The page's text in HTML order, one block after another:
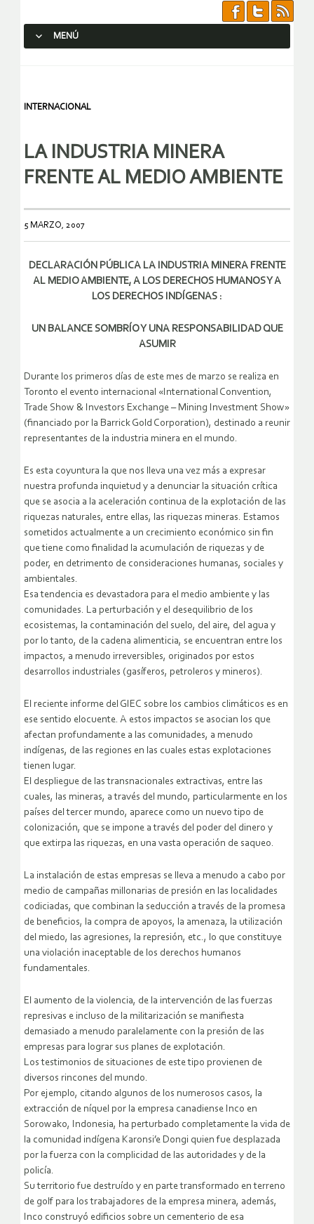
MENÚ
INTERNACIONAL
LA INDUSTRIA MINERA
FRENTE AL MEDIO AMBIENTE
5 MARZO, 2007
DECLARACIÓN PÚBLICA LA INDUSTRIA MINERA FRENTE
AL MEDIO AMBIENTE, A LOS DERECHOS HUMANOS Y A
LOS DERECHOS INDÍGENAS :
UN BALANCE SOMBRÍO Y UNA RESPONSABILIDAD QUE
ASUMIR
Durante los primeros días de este mes de marzo se realiza en
Toronto el evento internacional «International Convention,
Trade Show & Investors Exchange – Mining Investment Show»
(financiado por la Barrick Gold Corporation), destinado a reunir
representantes de la industria minera en el mundo.
Es esta coyuntura la que nos lleva una vez más a expresar
nuestra profunda inquietud y a denunciar la situación crítica
que se asocia a la aceleración continua de la explotación de las
riquezas naturales, entre ellas, las riquezas mineras. Estamos
sometidos actualmente a un crecimiento económico sin fin
que tiene como finalidad la acumulación de riquezas y de
poder, en detrimento de consideraciones humanas, sociales y
ambientales.
Esa tendencia es devastadora para el medio ambiente y las
comunidades. La perturbación y el desequilibrio de los
ecosistemas, la contaminación del suelo, del aire, del agua y
por lo tanto, de la cadena alimenticia, se encuentran entre los
impactos, a menudo irreversibles, originados por estos
desarrollos industriales (gasíferos, petroleros y mineros).
El reciente informe del GIEC sobre los cambios climáticos es en
ese sentido elocuente. A estos impactos se asocian los que
afectan profundamente a las comunidades, a menudo
indígenas, de las regiones en las cuales estas explotaciones
tienen lugar.
El despliegue de las transnacionales extractivas, entre las
cuales, las mineras, a través del mundo, particularmente en los
países del tercer mundo, aparece como un nuevo tipo de
colonización, que se impone a través del poder del dinero y
que extirpa las riquezas, en una vasta operación de saqueo.
La instalación de estas empresas se lleva a menudo a cabo por
medio de campañas millonarias de presión en las localidades
codiciadas, que combinan la seducción a través de la promesa
de beneficios, la compra de apoyos, la amenaza, la utilización
del miedo, las agresiones, la represión, etc., lo que constituye
una violación inaceptable de los derechos humanos
fundamentales.
El aumento de la violencia, de la intervención de las fuerzas
represivas e incluso de la militarización se manifiesta
demasiado a menudo paralelamente con la presión de las
empresas para lograr sus planes de explotación.
Los testimonios de situaciones de este tipo provienen de
diversos rincones del mundo.
Por ejemplo, citando algunos de los numerosos casos, la
extracción de níquel por la empresa canadiense Inco en
Sorowako, Indonesia, ha perturbado completamente la vida de
la comunidad indígena Karonsi’e Dongi quien fue desplazada
por la fuerza con la complicidad de las autoridades y de la
policía.
Su territorio fue destruído y en parte transformado en terreno
de golf para los trabajadores de la empresa minera, además,
Inco construyó edificios sobre un cementerio de esa